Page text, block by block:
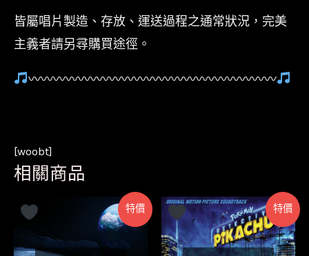
皆屬唱片製造、存放、運送過程之通常狀況，完美
主義者請另尋購買途徑。
〰〰〰〰〰〰〰〰〰〰〰〰〰〰〰〰〰〰〰〰
[woobt]
相關商品
特價 特價